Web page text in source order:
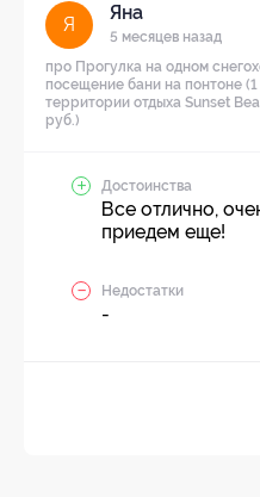
Я
Яна
5 месяцев назад
про Прогулка на одном
посещение бани на понтоне
территории отдыха Sunset
руб.)
Достоинства
Все отлично,
приедем еще!
Недостатки
-